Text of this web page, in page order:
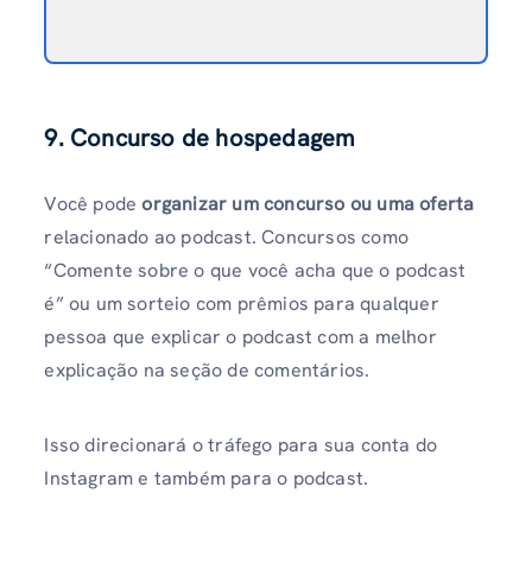
9. Concurso de hospedagem
Você podeorganizar um concurso ou uma oferta
relacionado ao podcast. Concursos como
“Comente sobre o que você acha que o podcast
é” ou um sorteio com prêmios para qualquer
pessoa que explicar o podcast com a melhor
explicação na seção de comentários.
Isso direcionará o tráfego para sua conta do
Instagram e também para o podcast.